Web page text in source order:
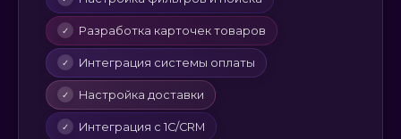
✓ Разработка карточек товаров
✓ Интеграция системы оплаты
✓ Настройка доставки
✓ Интеграция с 1С/CRM